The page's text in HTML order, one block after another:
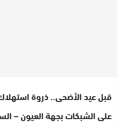
قبل عيد الأضحى.. ذروة
على الشبكات بجهة العيون –